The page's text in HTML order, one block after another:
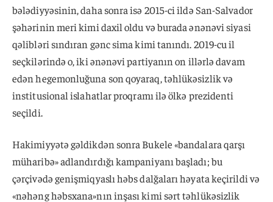
bələdiyyəsinin, daha sonra isə 2015-ci ildə San-Salvador
şəhərinin meri kimi daxil oldu və burada ənənəvi siyasi
qəlibləri sındıran gənc sima kimi tanındı. 2019-cu il
seçkilərində o, iki ənənəvi partiyanın on illərlə davam
edən hegemonluğuna son qoyaraq, təhlükəsizlik və
institusional islahatlar proqramı ilə ölkə prezidenti
seçildi.
Hakimiyyətə gəldikdən sonra Bukele «bandalara qarşı
müharibə» adlandırdığı kampaniyanı başladı; bu
çərçivədə genişmiqyaslı həbs dalğaları həyata keçirildi və
«nəhəng həbsxana»nın inşası kimi sərt təhlükəsizlik